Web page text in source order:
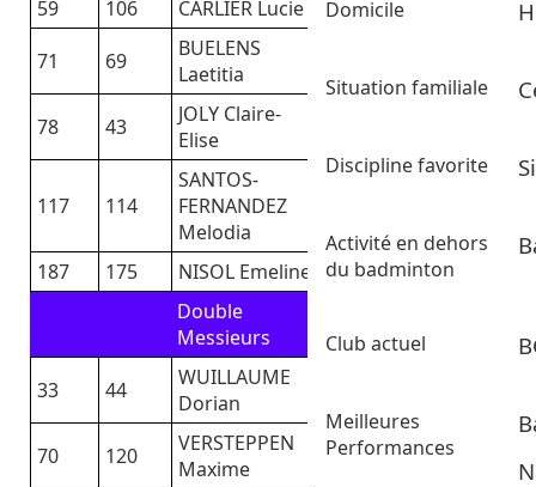
Domicile
Situation familiale
Discipline favorite
Activité en dehors
du badminton
Club actuel
Meilleures
Performances
59
106
CARLIER Lucie
71
69
BUELENS
Laetitia
78
43
JOLY Claire-
Elise
117 114
SANTOS-
FERNANDEZ
Melodia
187
175
NISOL Emeline
Double
Messieurs
33
44
WUILLAUME
Dorian
70
120
VERSTEPPEN
Maxime